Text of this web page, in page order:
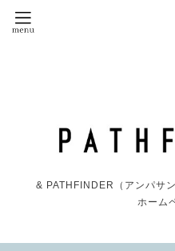
& PATHFINDER（アンパサ
ホーム